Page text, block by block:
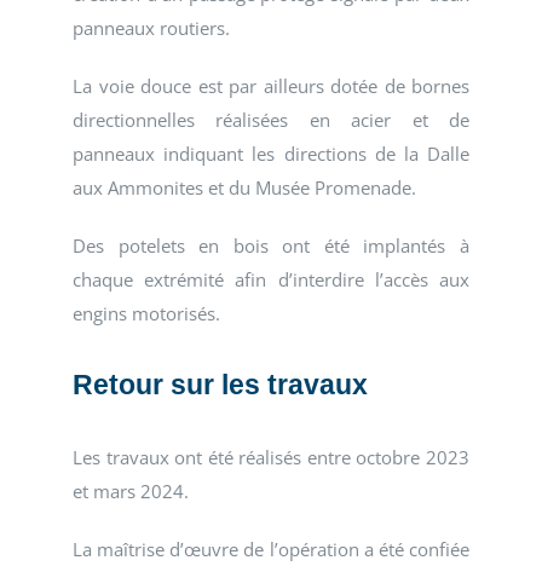
panneaux routiers.
La voie douce est par ailleurs dotée de bornes
directionnelles réalisées en acier et de
panneaux indiquant les directions de la Dalle
aux Ammonites et du Musée Promenade.
Des potelets en bois ont été implantés à
chaque extrémité afin d’interdire l’accès aux
engins motorisés.
Retour sur les travaux
Les travaux ont été réalisés entre octobre 2023
et mars 2024.
La maîtrise d’œuvre de l’opération a été confiée